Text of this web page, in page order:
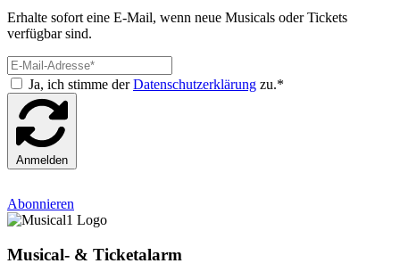
Erhalte sofort eine E-Mail, wenn neue Musicals oder Tickets
verfügbar sind.
Ja, ich stimme derDatenschutzerklärung zu.*
Anmelden
Abonnieren
Musical- & Ticketalarm